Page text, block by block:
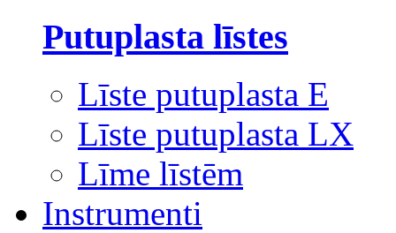
Putuplasta līstes
Līste putuplasta E
Līste putuplasta LX
Līme līstēm
Instrumenti